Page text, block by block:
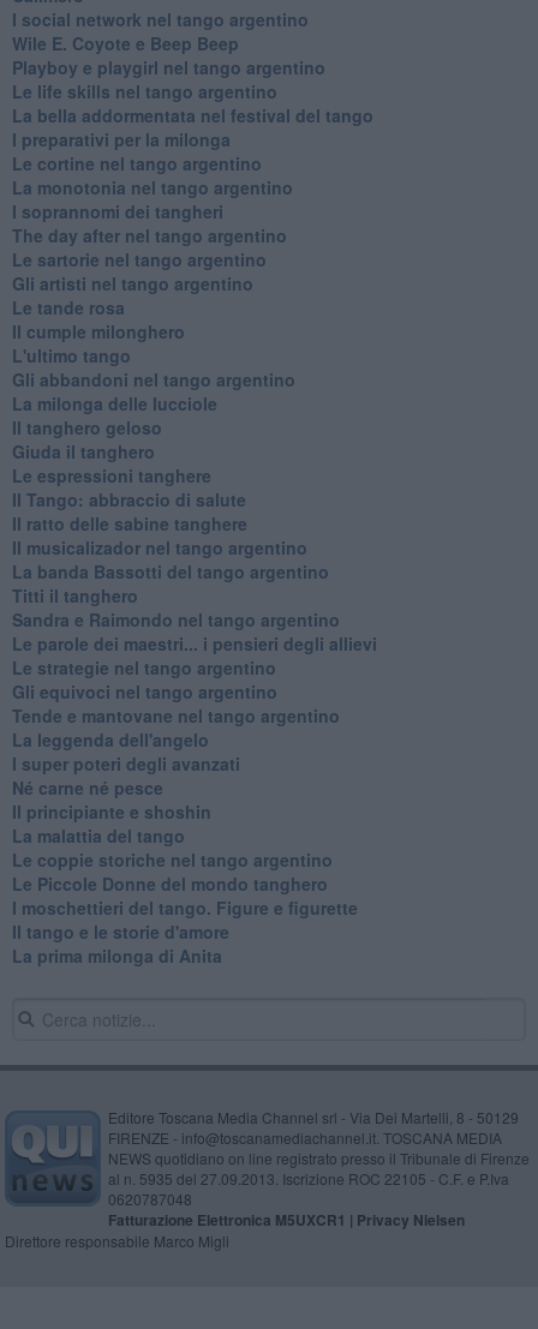
​I social network nel tango argentino
Wile E. Coyote e Beep Beep
Playboy e playgirl nel tango argentino
Le life skills nel tango argentino
La bella addormentata nel festival del tango
I preparativi per la milonga
Le cortine nel tango argentino
La monotonia nel tango argentino
I soprannomi dei tangheri
The day after nel tango argentino
Le sartorie nel tango argentino
Gli artisti nel tango argentino
Le tande rosa
Il cumple milonghero
L'ultimo tango
Gli abbandoni nel tango argentino
La milonga delle lucciole
Il tanghero geloso
Giuda il tanghero
Le espressioni tanghere
Il Tango: abbraccio di salute
Il ratto delle sabine tanghere
Il musicalizador nel tango argentino
La banda Bassotti del tango argentino
Titti il tanghero
Sandra e Raimondo nel tango argentino
Le parole dei maestri... i pensieri degli allievi
Le strategie nel tango argentino
Gli equivoci nel tango argentino
Tende e mantovane nel tango argentino
La leggenda dell'angelo
I super poteri degli avanzati
​Né carne né pesce
Il principiante e shoshin
La malattia del tango
Le coppie storiche nel tango argentino
​Le Piccole Donne del mondo tanghero
I moschettieri del tango. Figure e figurette
Il tango e le storie d'amore
​La prima milonga di Anita
Editore Toscana Media Channel srl - Via Dei Martelli, 8 - 50129
FIRENZE - info@toscanamediachannel.it. TOSCANA MEDIA
NEWS quotidiano on line registrato presso il Tribunale di Firenze
al n. 5935 del 27.09.2013. Iscrizione ROC 22105 - C.F. e P.Iva
0620787048
Fatturazione Elettronica M5UXCR1 | Privacy Nielsen
Direttore responsabile Marco Migli